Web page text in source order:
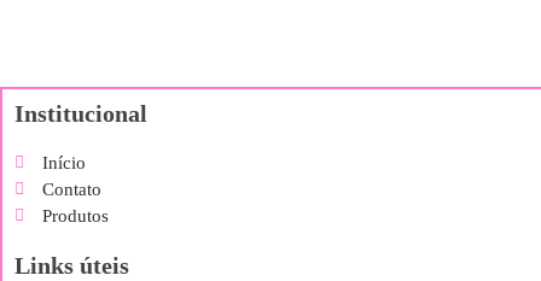
Institucional
Início
Contato
Produtos
Links úteis